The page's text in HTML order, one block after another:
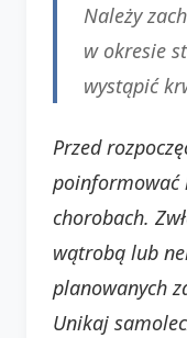
Należy
w okresie
wystąpić
Przed
poinformować
chorobach.
wątrobą lub
planowanych
Unikaj